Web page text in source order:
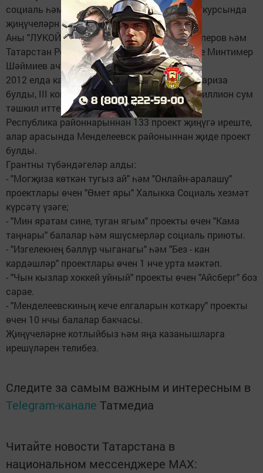
социаль һәм мәдәни проектларының III конкурсында
җиңүчеләрн бүләкләү тантанасы булды.
Аны "ЛУКОЙЛ" ААҖ Президенты Вагит Алекперов һәм
Татарстан Республикасы Дәүләт Киңәшчесе Минтимер
Шәймиев ачтылар.
2012 елда катнашырга теләүчеләрдән 750 гариза
булды, III конкурсның грантлар фонды 26 миллион сум
тәшкил итте.
Республика районнарыннан 133 проект җиңүгә иреште,
алар арасында Менделеевск районыннан җиде проект
булды.
Грантны түбәндәгеләр алды:
- "Могҗиза көткән тугыз ай" һәм "Онлайн-аралашу"
проектлары өчен "Өмет яры" Халыкка Социаль хезмәт
күрсәтү үзәге;
- "Мин яратам сине, туган ягым" проекты өчен "Кама
таңнары" балалар һәм яшүсмерләр социаль приюты.
- "Изгелекнең бәллүр чыганагы" һәм "Без - кан
кардәшләр" проектлары өчен 1 нче урта мәктәп.
- "Чын кызлар хоккей уйный" проекты өчен "Айсберг" боз
сарае.
- "Менделеевскиның кече елгаларын коткару" проекты
өчен 10 нчы балалар бакчасы.
Җиңүчеләрне котлыйбыз һәм яңа казанышларга
ирешүләрен телибез.
Следите за самым важным и интересным в
Telegram-канале Татмедиа
Читайте новости Татарстана в
национальном мессенджере MАХ: